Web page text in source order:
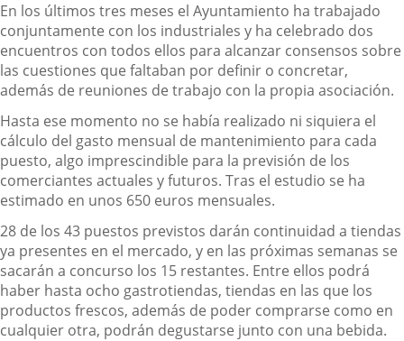
En los últimos tres meses el Ayuntamiento ha trabajado
conjuntamente con los industriales y ha celebrado dos
encuentros con todos ellos para alcanzar consensos sobre
las cuestiones que faltaban por definir o concretar,
además de reuniones de trabajo con la propia asociación.
Hasta ese momento no se había realizado ni siquiera el
cálculo del gasto mensual de mantenimiento para cada
puesto, algo imprescindible para la previsión de los
comerciantes actuales y futuros. Tras el estudio se ha
estimado en unos 650 euros mensuales.
28 de los 43 puestos previstos darán continuidad a tiendas
ya presentes en el mercado, y en las próximas semanas se
sacarán a concurso los 15 restantes. Entre ellos podrá
haber hasta ocho gastrotiendas, tiendas en las que los
productos frescos, además de poder comprarse como en
cualquier otra, podrán degustarse junto con una bebida.